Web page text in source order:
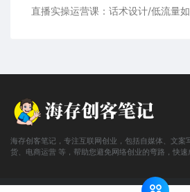
海存创客笔记，专注互联网创业，包括自媒体、文案
货、电商运营 等，帮助您避免网络创业的弯路，快速